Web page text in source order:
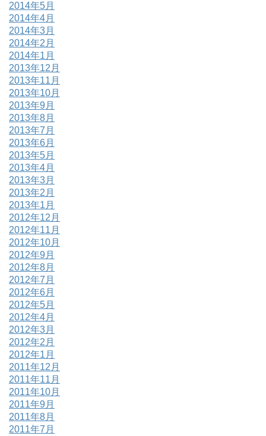
2014年5月
2014年4月
2014年3月
2014年2月
2014年1月
2013年12月
2013年11月
2013年10月
2013年9月
2013年8月
2013年7月
2013年6月
2013年5月
2013年4月
2013年3月
2013年2月
2013年1月
2012年12月
2012年11月
2012年10月
2012年9月
2012年8月
2012年7月
2012年6月
2012年5月
2012年4月
2012年3月
2012年2月
2012年1月
2011年12月
2011年11月
2011年10月
2011年9月
2011年8月
2011年7月